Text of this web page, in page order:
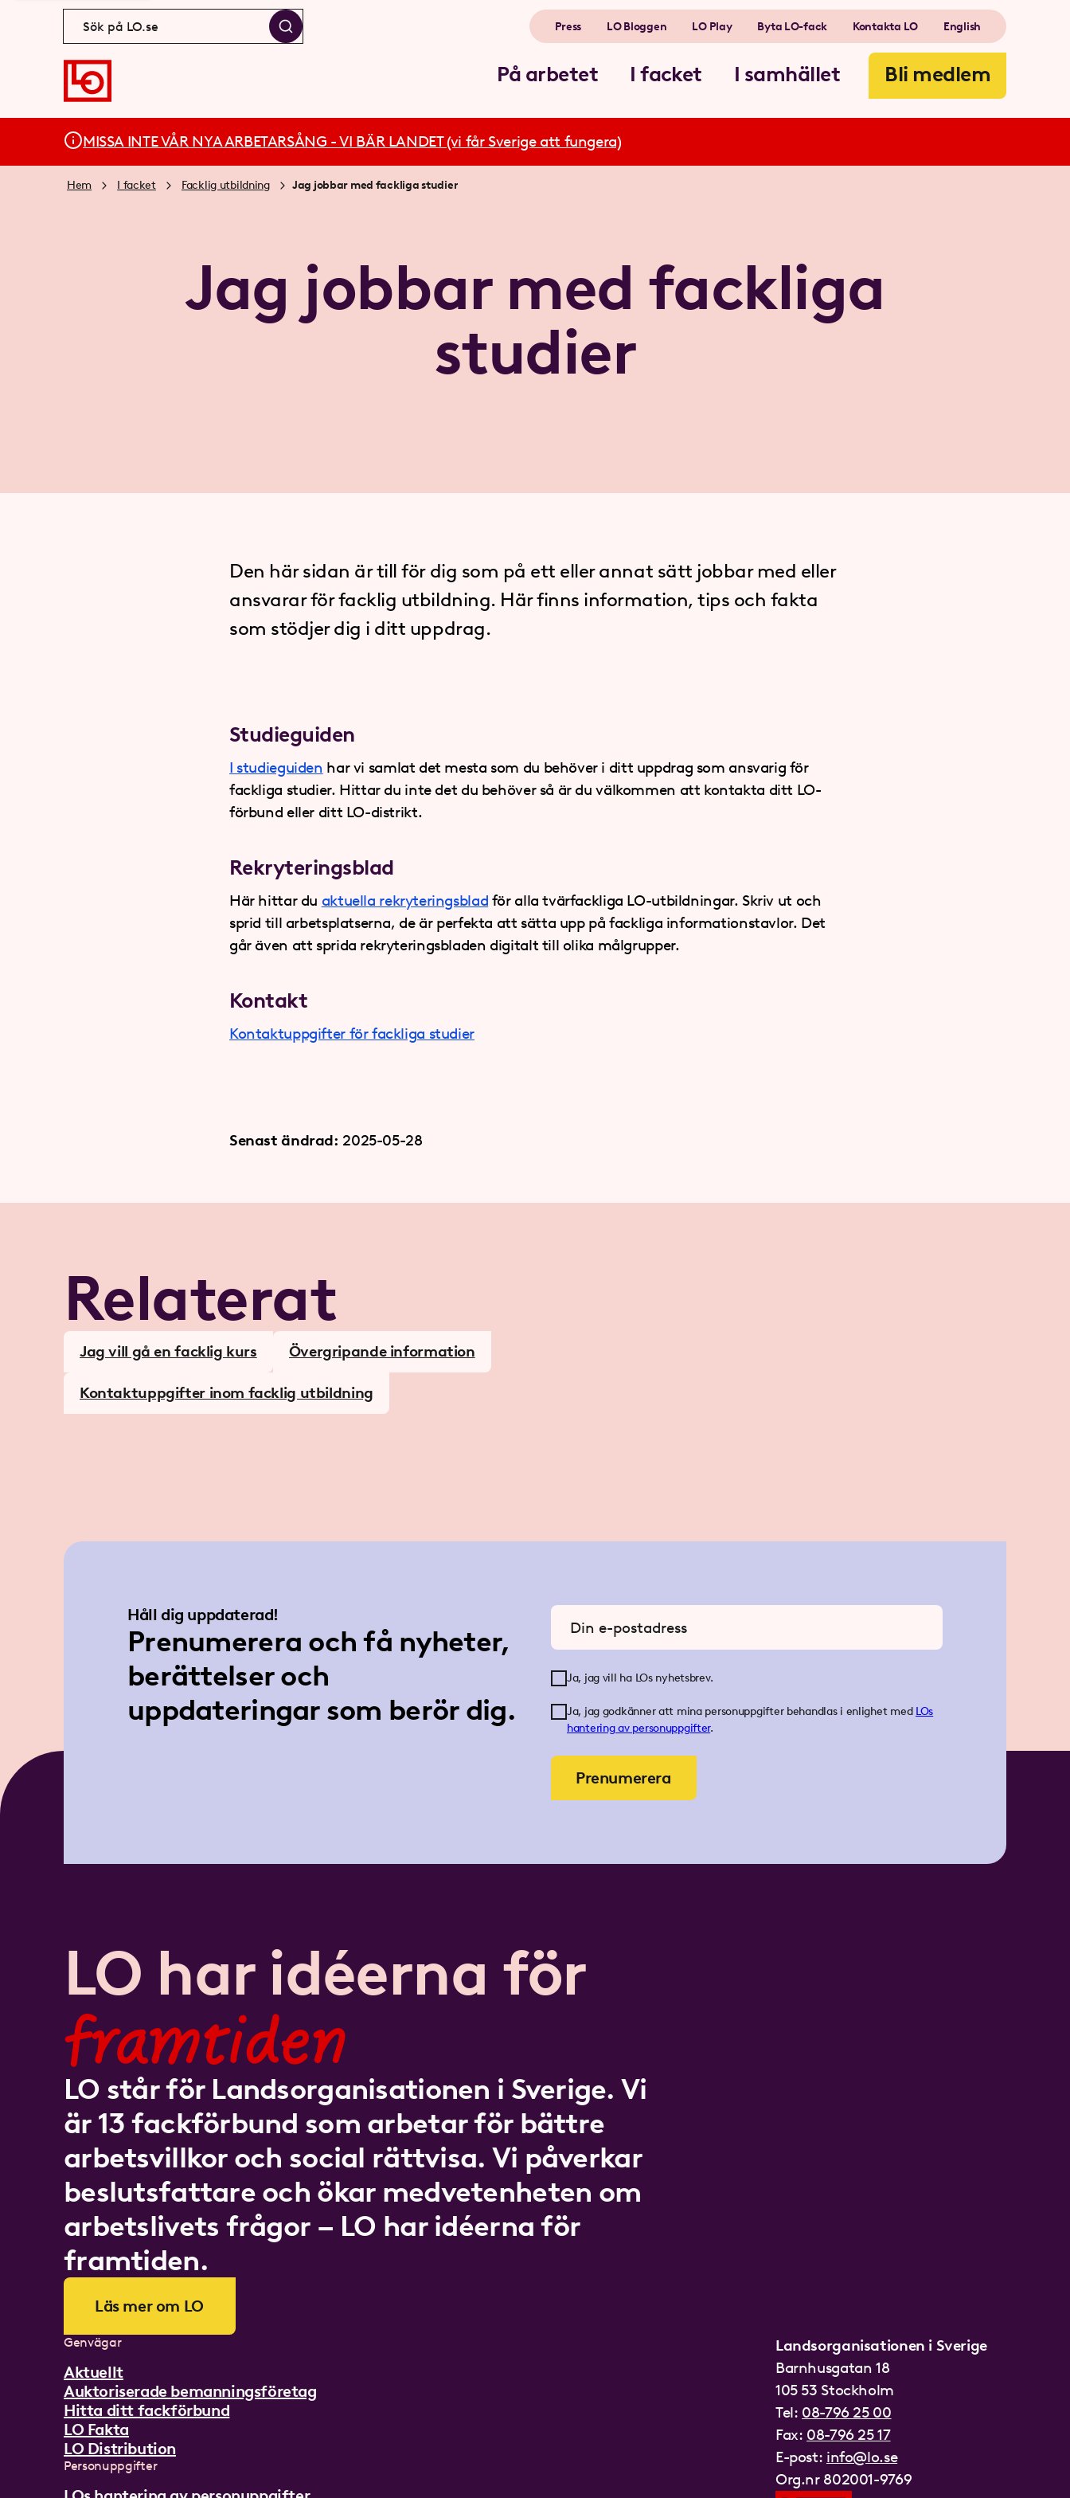
På arbetet I facket I samhället Bli medlem
Press LO Bloggen LO Play Byta LO-fack Kontakta LO English
MISSA INTE VÅR NYA ARBETARSÅNG - VI BÄR LANDET (vi får Sverige att fungera)
Hem I facket Facklig utbildning Jag jobbar med fackliga studier
Jag jobbar med fackliga
studier
Den här sidan är till för dig som på ett eller annat sätt jobbar med eller
ansvarar för facklig utbildning. Här finns information, tips och fakta
som stödjer dig i ditt uppdrag.
Studieguiden
I studieguiden har vi samlat det mesta som du behöver i ditt uppdrag som ansvarig för
fackliga studier. Hittar du inte det du behöver så är du välkommen att kontakta ditt LO-
förbund eller ditt LO-distrikt.
Rekryteringsblad
Här hittar du aktuella rekryteringsblad för alla tvärfackliga LO-utbildningar. Skriv ut och
sprid till arbetsplatserna, de är perfekta att sätta upp på fackliga informationstavlor. Det
går även att sprida rekryteringsbladen digitalt till olika målgrupper.
Kontakt
Kontaktuppgifter för fackliga studier
Senast ändrad: 2025-05-28
Relaterat
Jag vill gå en facklig kurs Övergripande information
Kontaktuppgifter inom facklig utbildning
Håll dig uppdaterad!
Prenumerera och få nyheter,
berättelser och
uppdateringar som berör dig.
Ange din e-postadress
Ja, jag vill ha LOs nyhetsbrev.
Ja, jag godkänner att mina personuppgifter behandlas i enlighet med LOs
hantering av personuppgifter.
Prenumerera
LO har idéerna för
framtiden
LO står för Landsorganisationen i Sverige. Vi
är 13 fackförbund som arbetar för bättre
arbetsvillkor och social rättvisa. Vi påverkar
beslutsfattare och ökar medvetenheten om
arbetslivets frågor – LO har idéerna för
framtiden.
Läs mer om LO
Genvägar
Aktuellt
Auktoriserade bemanningsföretag
Hitta ditt fackförbund
LO Fakta
LO Distribution
Personuppgifter
Landsorganisationen i Sverige
Barnhusgatan 18
105 53 Stockholm
Tel: 08-796 25 00
Fax: 08-796 25 17
E-post: info@lo.se
Org.nr 802001-9769